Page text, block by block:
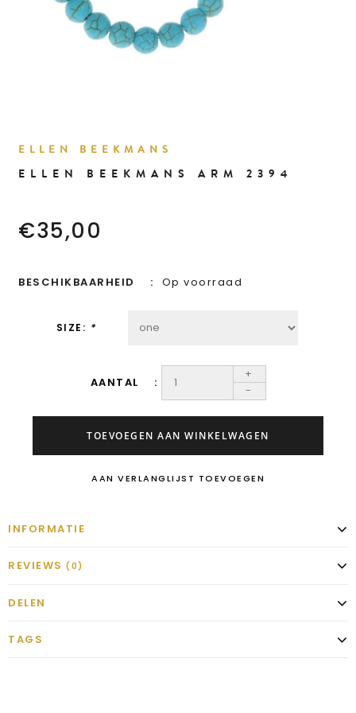
ELLEN BEEKMANS
ELLEN BEEKMANS ARM 2394
€35,00
BESCHIKBAARHEID Op voorraad
SIZE: *
AANTAL
+
-
TOEVOEGEN AAN WINKELWAGEN
AAN VERLANGLIJST TOEVOEGEN
INFORMATIE
REVIEWS (0)
DELEN
TAGS